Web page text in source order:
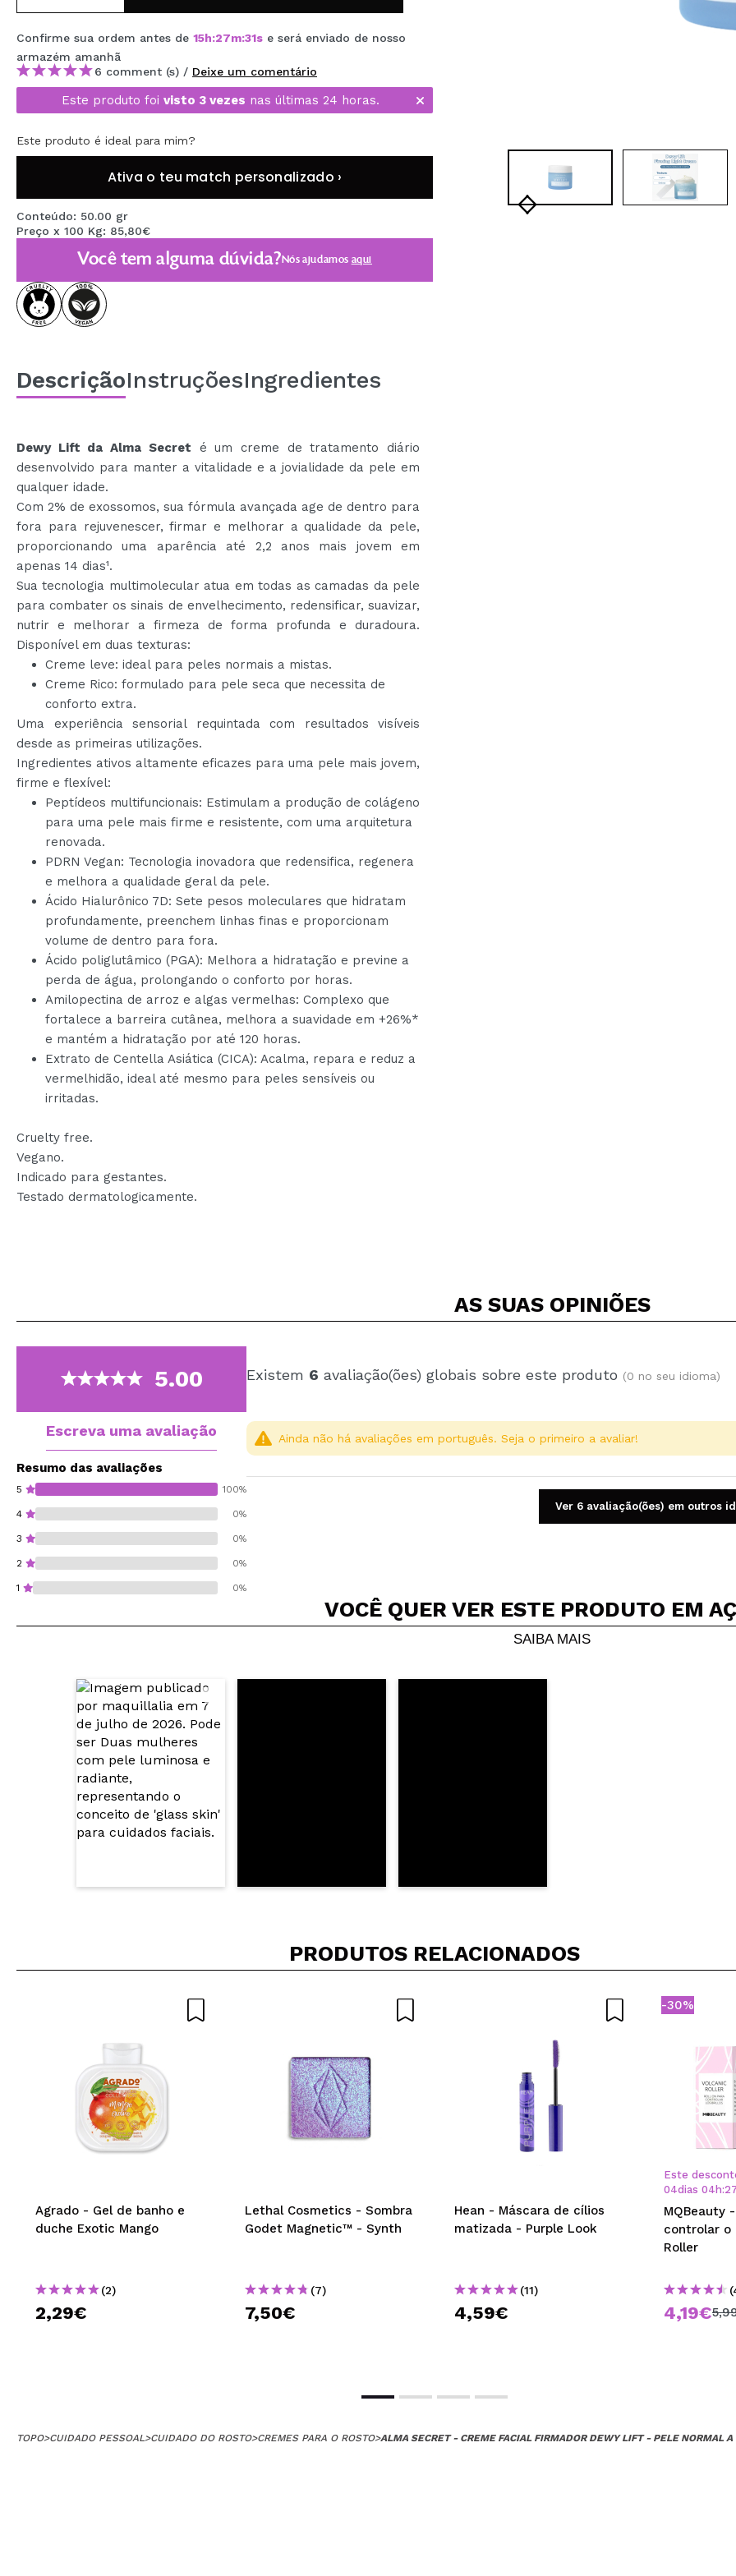
MAQUIFARMA
KOREA ZONE
TRAVEL SIZE
NATURE
DESCONTOS
OUTLET
ELES VOLTARAM!
EM BREVE
BLOG
Confirme sua ordem antes de 15h:27m:30s e será enviado de nosso
armazém amanhã
6 comment (s) / Deixe um comentário
Este produto foi visto 3 vezes nas últimas 24 horas.
Este produto é ideal para mim?
Ativa o teu match personalizado ›
Conteúdo: 50.00 gr
Preço x 100 Kg: 85,80€
Você tem alguma dúvida?Nós ajudamos aqui
DescriçãoInstruçõesIngredientes
Dewy Lift da Alma Secret é um creme de tratamento diário
desenvolvido para manter a vitalidade e a jovialidade da pele em
qualquer idade.
Com 2% de exossomos, sua fórmula avançada age de dentro para
fora para rejuvenescer, firmar e melhorar a qualidade da pele,
proporcionando uma aparência até 2,2 anos mais jovem em
apenas 14 dias¹.
Sua tecnologia multimolecular atua em todas as camadas da pele
para combater os sinais de envelhecimento, redensificar, suavizar,
nutrir e melhorar a firmeza de forma profunda e duradoura.
Disponível em duas texturas:
Creme leve: ideal para peles normais a mistas.
Creme Rico: formulado para pele seca que necessita de
conforto extra.
Uma experiência sensorial requintada com resultados visíveis
desde as primeiras utilizações.
Ingredientes ativos altamente eficazes para uma pele mais jovem,
firme e flexível:
Peptídeos multifuncionais: Estimulam a produção de colágeno
para uma pele mais firme e resistente, com uma arquitetura
renovada.
PDRN Vegan: Tecnologia inovadora que redensifica, regenera
e melhora a qualidade geral da pele.
Ácido Hialurônico 7D: Sete pesos moleculares que hidratam
profundamente, preenchem linhas finas e proporcionam
volume de dentro para fora.
Ácido poliglutâmico (PGA): Melhora a hidratação e previne a
perda de água, prolongando o conforto por horas.
Amilopectina de arroz e algas vermelhas: Complexo que
fortalece a barreira cutânea, melhora a suavidade em +26%*
e mantém a hidratação por até 120 horas.
Extrato de Centella Asiática (CICA): Acalma, repara e reduz a
vermelhidão, ideal até mesmo para peles sensíveis ou
irritadas.
Cruelty free.
Vegano.
Indicado para gestantes.
Testado dermatologicamente.
AS SUAS OPINIÕES
5.00
Escreva uma avaliação
Resumo das avaliações
5 100%
4 0%
3 0%
2 0%
1 0%
Existem 6 avaliação(ões) globais sobre este produto (0 no seu idioma)
Compartilhar um vídeo ou uma foto
Seu vídeo pode ser o primeiro. Imagine isso...
Recomenda esta compra? Sim Não
Ainda não há avaliações em português. Seja o primeiro a avaliar!
Ver 6 avaliação(ões) em outros
VOCÊ QUER VER ESTE PRODUTO EM
SAIBA MAIS
PRODUTOS RELACIONADOS
Agrado - Gel de banho e
duche Exotic Mango
(2)
2,29€
Lethal Cosmetics - Sombra
Godet Magnetic™ - Synth
(7)
7,50€
Hean - Máscara de cílios
matizada - Purple Look
(11)
4,59€
-30%
Este
04dias 04 h:
MQBeauty
controlar o
Roller
4,19€
TOPO>CUIDADO PESSOAL>CUIDADO DO ROSTO>CREMES PARA O ROSTO>ALMA SECRET - CREME FACIAL FIRMADOR DEWY LIFT - PELE NORMAL A